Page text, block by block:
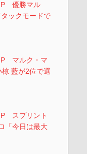
優勝マル
ックモードで
マルク・マ
藍が2位で選
スプリント
「今日は最大